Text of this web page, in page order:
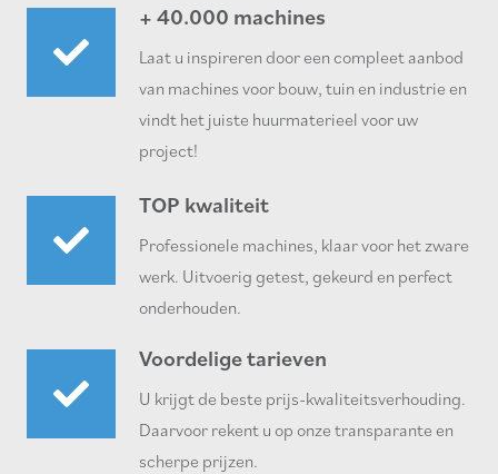
+ 40.000 machines
Laat u inspireren door een compleet aanbod
van machines voor bouw, tuin en industrie en
vindt het juiste huurmaterieel voor uw
project!
TOP kwaliteit
Professionele machines, klaar voor het zware
werk. Uitvoerig getest, gekeurd en perfect
onderhouden.
Voordelige tarieven
U krijgt de beste prijs-kwaliteitsverhouding.
Daarvoor rekent u op onze transparante en
scherpe prijzen.